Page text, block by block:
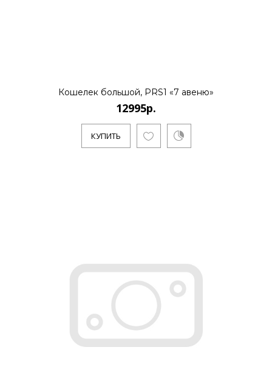
Кошелек большой, PRS1 «7 авеню»
12995р.
КУПИТЬ